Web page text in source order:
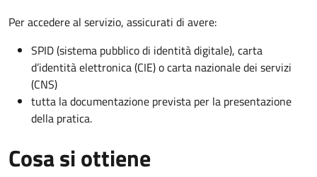
Per accedere al servizio, assicurati di avere:
SPID (sistema pubblico di identità digitale), carta
d’identità elettronica (CIE) o carta nazionale dei servizi
(CNS)
tutta la documentazione prevista per la presentazione
della pratica.
Cosa si ottiene